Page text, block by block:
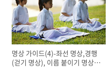
명상 가이드(4)-좌선 명상,경행
(걷기 명상), 이름 붙이기 명상